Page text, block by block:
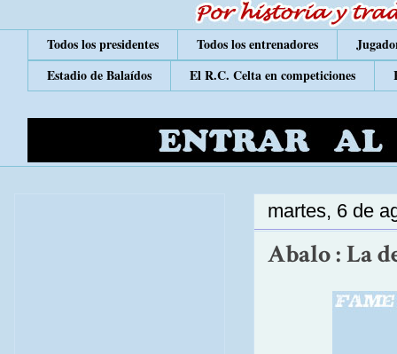
Todos los presidentes Todos los entrenadores
Estadio de Balaídos
El R.C. Celta en competiciones
martes, 6 de
Abalo : La